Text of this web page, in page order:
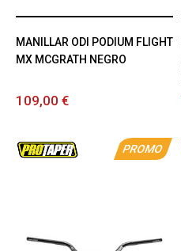
MANILLAR ODI PODIUM FLIGHT
MX MCGRATH NEGRO
109,00 €
PROMO